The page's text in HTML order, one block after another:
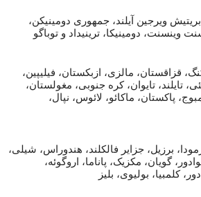
ویرجین آیلند، جمهوری دومینیکن،
وینسنت، دومینیکا، ترینیداد و توباگو
قزاقستان، مالزی، ازبکستان، فیلیپین،
تایلند، تایوان، کره جنوبی، مغولستان،
پاکستان، ماکائو، لائوس، نپال،
برزیل، جزایر فالکلند، هندوراس، شیلی،
گویان، مکزیک، پاناما، اروگوئه،
کلمبیا، بولیوی، بلیز